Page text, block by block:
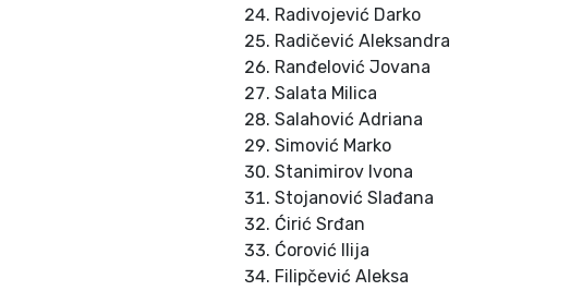
Radivojević Darko
Radičević Aleksandra
Ranđelović Jovana
Salata Milica
Salahović Adriana
Simović Marko
Stanimirov Ivona
Stojanović Slađana
Ćirić Srđan
Ćorović Ilija
Filipčević Aleksa